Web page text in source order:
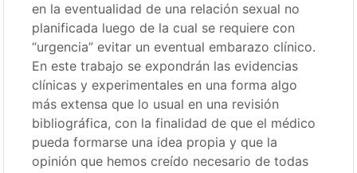
en la eventualidad de una relación sexual no
planificada luego de la cual se requiere con
“urgencia” evitar un eventual embarazo clínico.
En este trabajo se expondrán las evidencias
clínicas y experimentales en una forma algo
más extensa que lo usual en una revisión
bibliográfica, con la finalidad de que el médico
pueda formarse una idea propia y que la
opinión que hemos creído necesario de todas